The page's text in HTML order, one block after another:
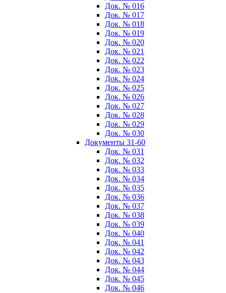
Док. № 016
Док. № 017
Док. № 018
Док. № 019
Док. № 020
Док. № 021
Док. № 022
Док. № 023
Док. № 024
Док. № 025
Док. № 026
Док. № 027
Док. № 028
Док. № 029
Док. № 030
Документы 31-60
Док. № 031
Док. № 032
Док. № 033
Док. № 034
Док. № 035
Док. № 036
Док. № 037
Док. № 038
Док. № 039
Док. № 040
Док. № 041
Док. № 042
Док. № 043
Док. № 044
Док. № 045
Док. № 046